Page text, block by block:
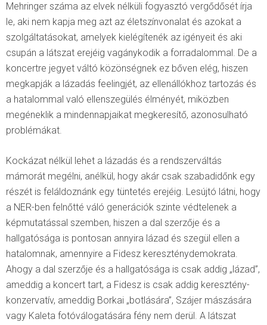
Mehringer száma az elvek nélküli fogyasztó vergődősét írja
le, aki nem kapja meg azt az életszínvonalat és azokat a
szolgáltatásokat, amelyek kielégítenék az igényeit és aki
csupán a látszat erejéig vagánykodik a forradalommal. De a
koncertre jegyet váltó közönségnek ez bőven elég, hiszen
megkapják a lázadás feelingjét, az ellenállókhoz tartozás és
a hatalommal való ellenszegülés élményét, miközben
megéneklik a mindennapjaikat megkeresítő, azonosulható
problémákat.
Kockázat nélkül lehet a lázadás és a rendszerváltás
mámorát megélni, anélkül, hogy akár csak szabadidőnk egy
részét is feláldoznánk egy tüntetés erejéig. Lesújtó látni, hogy
a NER-ben felnőtté váló generációk szinte védtelenek a
képmutatással szemben, hiszen a dal szerzője és a
hallgatósága is pontosan annyira lázad és szegül ellen a
hatalomnak, amennyire a Fidesz kereszténydemokrata.
Ahogy a dal szerzője és a hallgatósága is csak addig „lázad”,
ameddig a koncert tart, a Fidesz is csak addig keresztény-
konzervatív, ameddig Borkai „botlására”, Szájer mászására
vagy Kaleta fotóválogatására fény nem derül. A látszat